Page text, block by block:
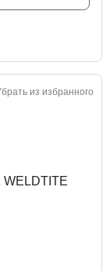
из избранного